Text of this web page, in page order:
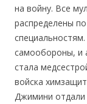
на войну. Все
распределены
самообороны, и
стала
войска
Джимини отдали